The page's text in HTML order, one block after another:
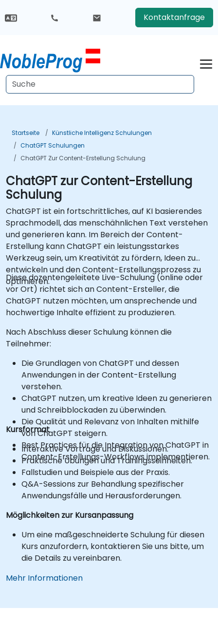
Kontaktanfrage
Startseite
Künstliche Intelligenz Schulungen
ChatGPT Schulungen
ChatGPT Zur Content-Erstellung Schulung
ChatGPT zur Content-Erstellung
Schulung
ChatGPT ist ein fortschrittliches, auf KI basierendes
Sprachmodell, das menschähnlichen Text verstehen
und generieren kann. Im Bereich der Content-
Erstellung kann ChatGPT ein leistungsstarkes
Werkzeug sein, um Kreativität zu fördern, Ideen zu
entwickeln und den Content-Erstellungsprozess zu
optimieren.
Diese dozentengeleitete Live-Schulung (online oder
vor Ort) richtet sich an Content-Ersteller, die
ChatGPT nutzen möchten, um ansprechende und
hochwertige Inhalte effizient zu produzieren.
Nach Abschluss dieser Schulung können die
Teilnehmer:
Die Grundlagen von ChatGPT und dessen
Anwendungen in der Content-Erstellung
verstehen.
ChatGPT nutzen, um kreative Ideen zu generieren
und Schreibblockaden zu überwinden.
Die Qualität und Relevanz von Inhalten mithilfe
von ChatGPT steigern.
Best Practices für die Integration von ChatGPT in
Content-Erstellungs-Workflows implementieren.
Kursformat
Interaktive Vorträge und Diskussionen.
Praktische Übungen und Trainingsseinheiten.
Fallstudien und Beispiele aus der Praxis.
Q&A-Sessions zur Behandlung spezifischer
Anwendungsfälle und Herausforderungen.
Möglichkeiten zur Kursanpassung
Um eine maßgeschneiderte Schulung für diesen
Kurs anzufordern, kontaktieren Sie uns bitte, um
die Details zu vereinbaren.
Mehr Informationen